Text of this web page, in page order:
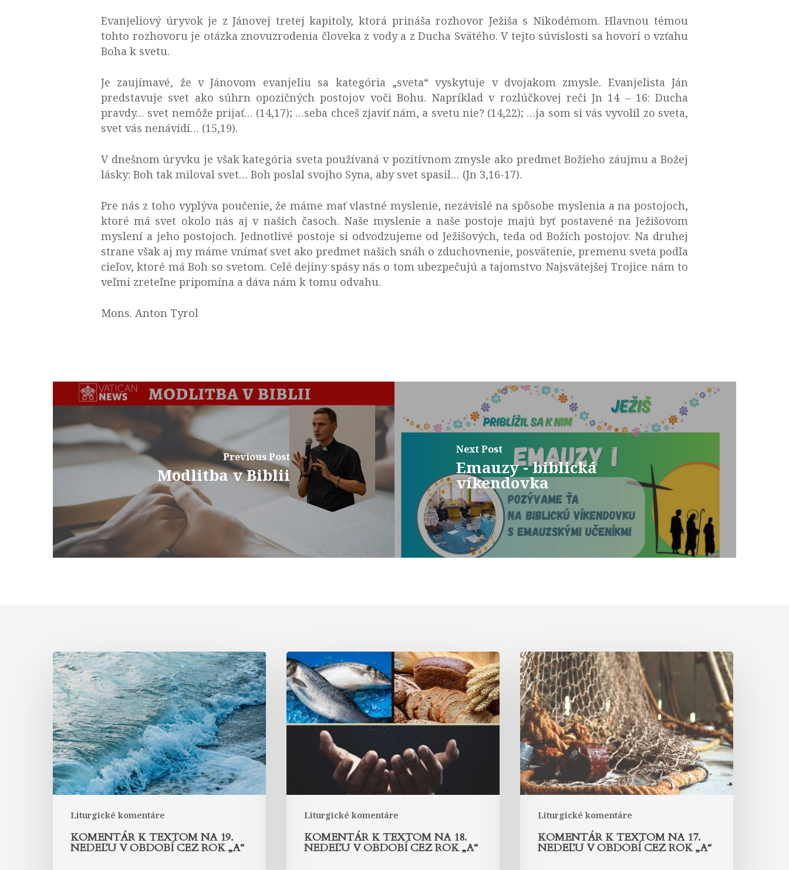
Evanjeliový úryvok je z Jánovej tretej kapitoly, ktorá prináša rozhovor Ježiša s Nikodémom. Hlavnou témou
tohto rozhovoru je otázka znovuzrodenia človeka z vody a z Ducha Svätého. V tejto súvislosti sa hovorí o vzťahu
Boha k svetu.
Je zaujímavé, že v Jánovom evanjeliu sa kategória „sveta“ vyskytuje v dvojakom zmysle. Evanjelista Ján
predstavuje svet ako súhrn opozičných postojov voči Bohu. Napríklad v rozlúčkovej reči Jn 14 – 16: Ducha
pravdy… svet nemôže prijať… (14,17); …seba chceš zjaviť nám, a svetu nie? (14,22); …ja som si vás vyvolil zo sveta,
svet vás nenávidí… (15,19).
V dnešnom úryvku je však kategória sveta používaná v pozitívnom zmysle ako predmet Božieho záujmu a Božej
lásky: Boh tak miloval svet… Boh poslal svojho Syna, aby svet spasil… (Jn 3,16-17).
Pre nás z toho vyplýva poučenie, že máme mať vlastné myslenie, nezávislé na spôsobe myslenia a na postojoch,
ktoré má svet okolo nás aj v našich časoch. Naše myslenie a naše postoje majú byť postavené na Ježišovom
myslení a jeho postojoch. Jednotlivé postoje si odvodzujeme od Ježišových, teda od Božích postojov. Na druhej
strane však aj my máme vnímať svet ako predmet našich snáh o zduchovnenie, posvätenie, premenu sveta podľa
cieľov, ktoré má Boh so svetom. Celé dejiny spásy nás o tom ubezpečujú a tajomstvo Najsvätejšej Trojice nám to
veľmi zreteľne pripomína a dáva nám k tomu odvahu.
Mons. Anton Tyrol
Previous Post
Modlitba v Biblii
Next Post
Emauzy - biblická
víkendovka
Liturgické komentáre
Komentár
k
textom
na
19.
nedeľu
v
období
cez
rok
KOMENTÁR K TEXTOM NA 19.
NEDEĽU V OBDOBÍ CEZ ROK „A“
Liturgické komentáre
Komentár
k
textom
na
18.
nedeľu
rok
KOMENTÁR K TEXTOM NA 18.
NEDEĽU V OBDOBÍ CEZ ROK „A“
Liturgické komentáre
Komentár
k
textom
na
17.
nedeľu
v
období
cez
rok
KOMENTÁR K TEXTOM NA 17.
NEDEĽU V OBDOBÍ CEZ ROK „A“